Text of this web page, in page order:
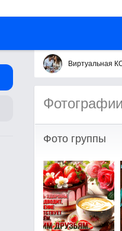
Фотографии
Фото группы